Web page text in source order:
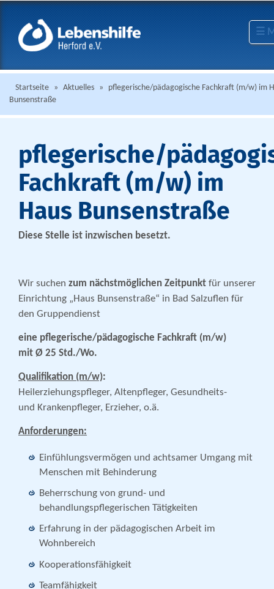
☰
Startseite » Aktuelles »
pflegerische/pädagogische Fachkraft (m/w) im
Bunsenstraße
pflegerische/
Fachkraft (m/w) im
Haus Bunsenstraße
Diese Stelle ist inzwischen besetzt.
Wir suchen zum nächstmöglichen Zeitpunkt für unserer
Einrichtung „Haus Bunsenstraße“ in Bad Salzuflen für
den Gruppendienst
eine pflegerische/pädagogische Fachkraft (m/w)
mit Ø 25 Std./Wo.
Qualifikation (m/w):
Heilerziehungspfleger, Altenpfleger, Gesundheits-
und Krankenpfleger, Erzieher, o.ä.
Anforderungen:
Einfühlungsvermögen und achtsamer Umgang mit
Menschen mit Behinderung
Beherrschung von grund- und
behandlungspflegerischen Tätigkeiten
Erfahrung in der pädagogischen Arbeit im
Wohnbereich
Kooperationsfähigkeit
Teamfähigkeit